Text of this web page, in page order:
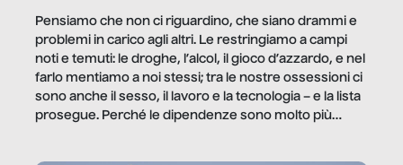
Pensiamo che non ci riguardino, che siano drammi e
problemi in carico agli altri. Le restringiamo a campi
noti e temuti: le droghe, l’alcol, il gioco d’azzardo, e nel
farlo mentiamo a noi stessi; tra le nostre ossessioni ci
sono anche il sesso, il lavoro e la tecnologia – e la lista
prosegue. Perché le dipendenze sono molto più